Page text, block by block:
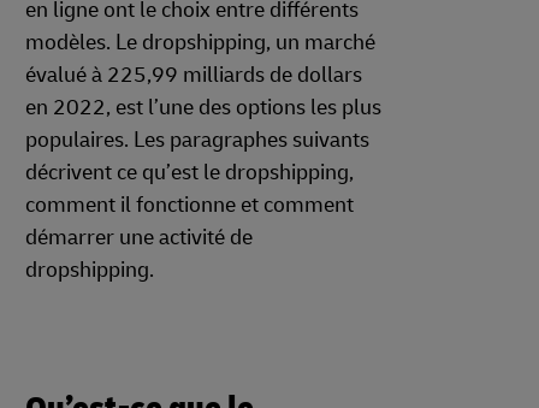
en ligne ont le choix entre différents
modèles. Le dropshipping, un marché
évalué à 225,99 milliards de dollars
en 2022, est l’une des options les plus
populaires. Les paragraphes suivants
décrivent ce qu’est le dropshipping,
comment il fonctionne et comment
démarrer une activité de
dropshipping.